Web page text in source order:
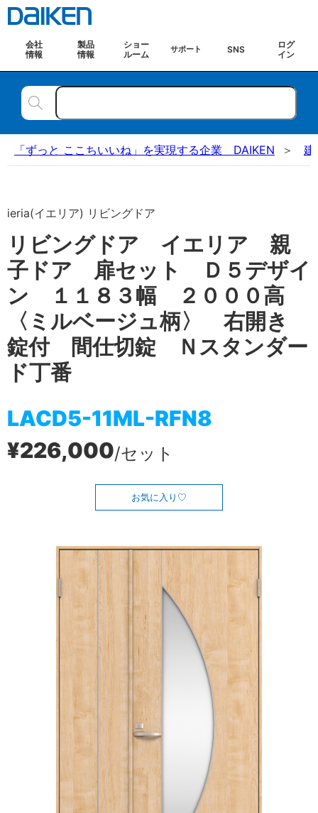
会社
情報
製品
情報
ショー
ルーム
サポート SNS
ログ
イン
「ずっと ここちいいね」を実現する企業 DAIKEN 建
ieria(イエリア) リビングドア
リビングドア イエリア 親
子ドア 扉セット Ｄ５デザイ
ン １１８３幅 ２０００高
〈ミルベージュ柄〉 右開き
錠付 間仕切錠 Ｎスタンダー
ド丁番
LACD5-11ML-RFN8
¥226,000/セット
お気に入り